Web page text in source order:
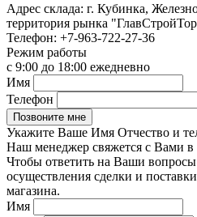
Адрес склада: г. Кубинка,
территория рынка
Телефон: +7-963-722-27-36
Режим работы
с 9:00 до 18:00 ежедневно
Имя
Телефон
Укажите Ваше Имя Отчество и
Наш менеджер свяжется с Вами
Чтобы ответить на Ваши вопросы
осуществления сделки и
магазина.
Имя